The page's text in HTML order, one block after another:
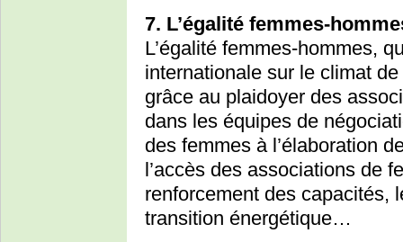
7. L’égalité femmes-
L’égalité femmes-hommes,
internationale sur le climat
grâce au plaidoyer des
dans les équipes de
des femmes à l’élaboration
l’accès des associations de
renforcement des capacités,
transition énergétique…